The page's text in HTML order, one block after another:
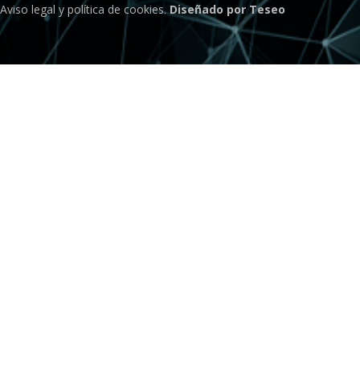
Aviso legal y política de cookies.Diseñado por Teseo